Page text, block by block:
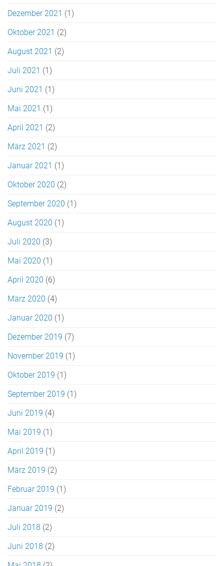
Dezember 2021 (1)
Oktober 2021 (2)
August 2021 (2)
Juli 2021 (1)
Juni 2021 (1)
Mai 2021 (1)
April 2021 (2)
März 2021 (2)
Januar 2021 (1)
Oktober 2020 (2)
September 2020 (1)
August 2020 (1)
Juli 2020 (3)
Mai 2020 (1)
April 2020 (6)
März 2020 (4)
Januar 2020 (1)
Dezember 2019 (7)
November 2019 (1)
Oktober 2019 (1)
September 2019 (1)
Juni 2019 (4)
Mai 2019 (1)
April 2019 (1)
März 2019 (2)
Februar 2019 (1)
Januar 2019 (2)
Juli 2018 (2)
Juni 2018 (2)